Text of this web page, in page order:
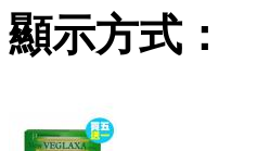
顯示方式：